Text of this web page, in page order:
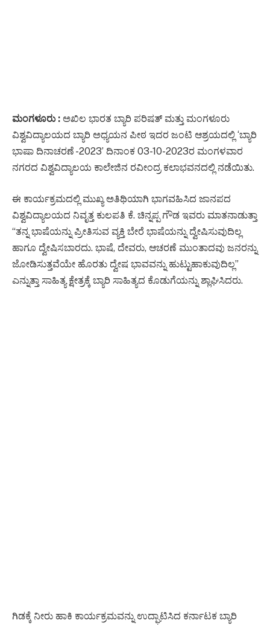
ಮಂಗಳೂರು : ಅಖಿಲ ಭಾರತ ಬ್ಯಾರಿ ಪರಿಷತ್ ಮತ್ತು ಮಂಗಳೂರು
ವಿಶ್ವವಿದ್ಯಾಲಯದ ಬ್ಯಾರಿ ಅಧ್ಯಯನ ಪೀಠ ಇದರ ಜಂಟಿ ಆಶ್ರಯದಲ್ಲಿ ‘ಬ್ಯಾರಿ
ಭಾಷಾ ದಿನಾಚರಣೆ -2023’ ದಿನಾಂಕ 03-10-2023ರ ಮಂಗಳವಾರ
ನಗರದ ವಿಶ್ವವಿದ್ಯಾಲಯ ಕಾಲೇಜಿನ ರವೀಂದ್ರ ಕಲಾಭವನದಲ್ಲಿ ನಡೆಯಿತು.
ಈ ಕಾರ್ಯಕ್ರಮದಲ್ಲಿ ಮುಖ್ಯ ಅತಿಥಿಯಾಗಿ ಭಾಗವಹಿಸಿದ ಜಾನಪದ
ವಿಶ್ವವಿದ್ಯಾಲಯದ ನಿವೃತ್ತ ಕುಲಪತಿ ಕೆ. ಚಿನ್ನಪ್ಪ ಗೌಡ ಇವರು ಮಾತನಾಡುತ್ತಾ
“ತನ್ನ ಭಾಷೆಯನ್ನು ಪ್ರೀತಿಸುವ ವ್ಯಕ್ತಿ ಬೇರೆ ಭಾಷೆಯನ್ನು ದ್ವೇಷಿಸುವುದಿಲ್ಲ
ಹಾಗೂ ದ್ವೇಷಿಸಬಾರದು. ಭಾಷೆ, ದೇವರು, ಆಚರಣೆ ಮುಂತಾದವು ಜನರನ್ನು
ಜೋಡಿಸುತ್ತವೆಯೇ ಹೊರತು ದ್ವೇಷ ಭಾವವನ್ನು ಹುಟ್ಟುಹಾಕುವುದಿಲ್ಲ”
ಎನ್ನುತ್ತಾ ಸಾಹಿತ್ಯ ಕ್ಷೇತ್ರಕ್ಕೆ ಬ್ಯಾರಿ ಸಾಹಿತ್ಯದ ಕೊಡುಗೆಯನ್ನು ಶ್ಲಾಘಿಸಿದರು.
ಗಿಡಕ್ಕೆ ನೀರು ಹಾಕಿ ಕಾರ್ಯಕ್ರಮವನ್ನು ಉದ್ಘಾಟಿಸಿದ ಕರ್ನಾಟಕ ಬ್ಯಾರಿ